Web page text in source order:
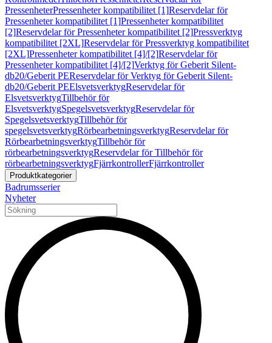
PressenheterPressenheter kompatibilitet [1]Reservdelar för
Pressenheter kompatibilitet [1]Pressenheter kompatibilitet
[2]Reservdelar för Pressenheter kompatibilitet [2]Pressverktyg
kompatibilitet [2XL]Reservdelar för Pressverktyg kompatibilitet
[2XL]Pressenheter kompatibilitet [4]/[2]Reservdelar för
Pressenheter kompatibilitet [4]/[2]Verktyg för Geberit Silent-
db20/Geberit PEReservdelar för Verktyg för Geberit Silent-
db20/Geberit PEElsvetsverktygReservdelar för
ElsvetsverktygTillbehör för
ElsvetsverktygSpegelsvetsverktygReservdelar för
SpegelsvetsverktygTillbehör för
spegelsvetsverktygRörbearbetningsverktygReservdelar för
RörbearbetningsverktygTillbehör för
rörbearbetningsverktygReservdelar för Tillbehör för
rörbearbetningsverktygFjärrkontrollerFjärrkontroller
Produktkategorier
Badrumsserier
Nyheter